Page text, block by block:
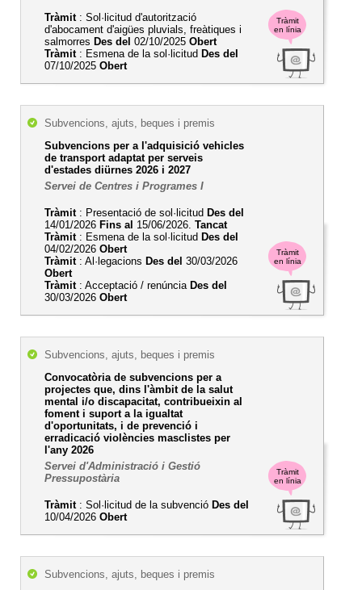
Tràmit
en línia
Tràmit: Sol·licitud d'autorització
d'abocament d'aigües pluvials, freàtiques i
salmorres Des del 02/10/2025 Obert
Tràmit: Esmena de la sol·licitud Des del
07/10/2025 Obert
Tràmit
en línia
Subvencions, ajuts, beques i premis
Subvencions per a l'adquisició vehicles
de transport adaptat per serveis
d'estades diürnes 2026 i 2027
Servei de Centres i Programes I
Tràmit: Presentació de sol·licitud Des del
14/01/2026 Fins al 15/06/2026. Tancat
Tràmit: Esmena de la sol·licitud Des del
04/02/2026 Obert
Tràmit: Al·legacions Des del 30/03/2026
Obert
Tràmit: Acceptació / renúncia Des del
30/03/2026 Obert
Tràmit
en línia
Subvencions, ajuts, beques i premis
Convocatòria de subvencions per a
projectes que, dins l'àmbit de la salut
mental i/o discapacitat, contribueixin al
foment i suport a la igualtat
d'oportunitats, i de prevenció i
erradicació violències masclistes per
l'any 2026
Servei d'Administració i Gestió
Pressupostària
Tràmit: Sol·licitud de la subvenció Des del
10/04/2026 Obert
Subvencions, ajuts, beques i premis